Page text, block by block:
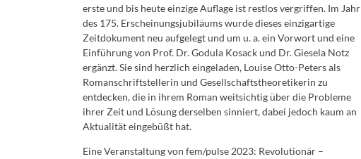
erste und bis heute einzige Auflage ist restlos vergriffen. Im Jahr
des 175. Erscheinungsjubiläums wurde dieses einzigartige
Zeitdokument neu aufgelegt und um u. a. ein Vorwort und eine
Einführung von Prof. Dr. Godula Kosack und Dr. Giesela Notz
ergänzt. Sie sind herzlich eingeladen, Louise Otto-Peters als
Romanschriftstellerin und Gesellschaftstheoretikerin zu
entdecken, die in ihrem Roman weitsichtig über die Probleme
ihrer Zeit und Lösung derselben sinniert, dabei jedoch kaum an
Aktualität eingebüßt hat.
Eine Veranstaltung von fem/pulse 2023: Revolutionär –